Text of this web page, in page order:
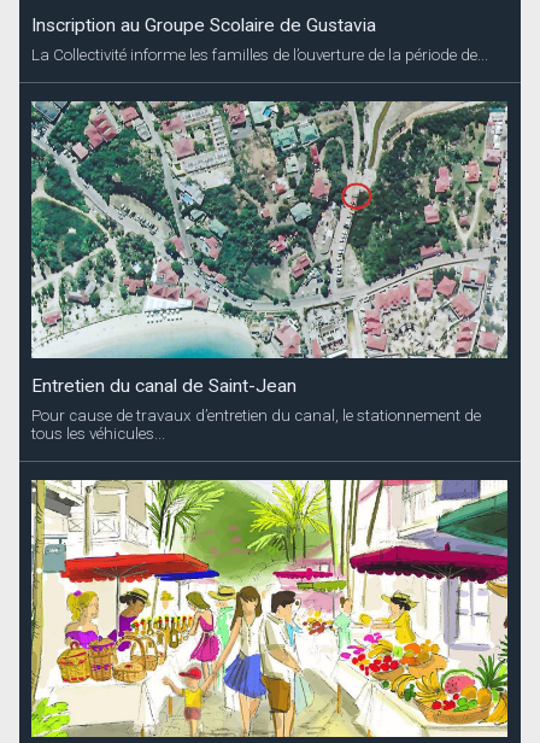
Inscription au Groupe Scolaire de Gustavia
La Collectivité informe les familles de l’ouverture de la période de...
Entretien du canal de Saint-Jean
Pour cause de travaux d’entretien du canal, le stationnement de
tous les véhicules...